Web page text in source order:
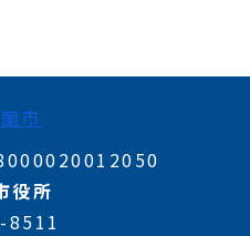
役所
8511